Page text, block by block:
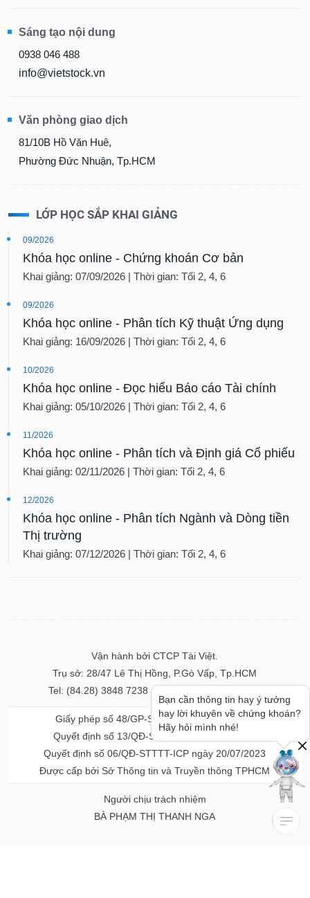
Sáng tạo nội dung
0938 046 488
info@vietstock.vn
Văn phòng giao dịch
81/10B Hồ Văn Huê,
Phường Đức Nhuận, Tp.HCM
LỚP HỌC SẮP KHAI GIẢNG
09/2026
Khóa học online - Chứng khoán Cơ bản
Khai giảng: 07/09/2026 | Thời gian: Tối 2, 4, 6
09/2026
Khóa học online - Phân tích Kỹ thuật Ứng dụng
Khai giảng: 16/09/2026 | Thời gian: Tối 2, 4, 6
10/2026
Khóa học online - Đọc hiểu Báo cáo Tài chính
Khai giảng: 05/10/2026 | Thời gian: Tối 2, 4, 6
11/2026
Khóa học online - Phân tích và Định giá Cổ phiếu
Khai giảng: 02/11/2026 | Thời gian: Tối 2, 4, 6
12/2026
Khóa học online - Phân tích Ngành và Dòng tiền
Thị trường
Khai giảng: 07/12/2026 | Thời gian: Tối 2, 4, 6
Vận hành bởi CTCP Tài Việt.
Trụ sở: 28/47 Lê Thị Hồng, P.Gò Vấp, Tp.HCM
Tel: (84.28) 3848 7238 - Fax: (84.28) 3848 7237
Giấy phép số 48/GP-STTTT ngày 04/11/2016
Quyết định số 13/QĐ-STTTT ngày 02/11/2017
Quyết định số 06/QĐ-STTTT-ICP ngày 20/07/2023
Được cấp bởi Sở Thông tin và Truyền thông TPHCM
Người chịu trách nhiệm
BÀ PHẠM THỊ THANH NGA
Bạn cần thông tin hay ý tưởng
hay lời khuyên về chứng khoán?
Hãy hỏi mình nhé!